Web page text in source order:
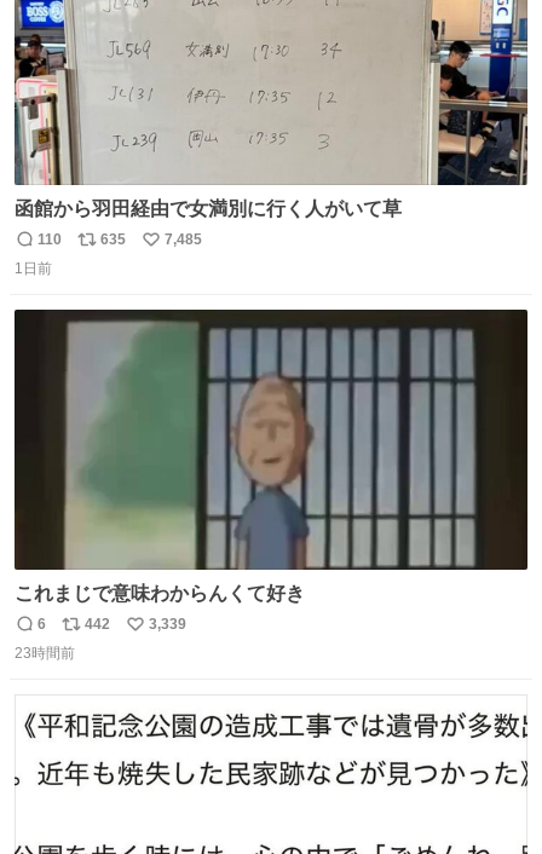
函館から羽田経由で女満別に行く人がいて草
返
信
110
リ
ト
635
い
数
7,485
1日前
これまじで意味わからんくて好き
返
信
6
リ
ポ
ト
数
442
い
数
3,339
23時間前